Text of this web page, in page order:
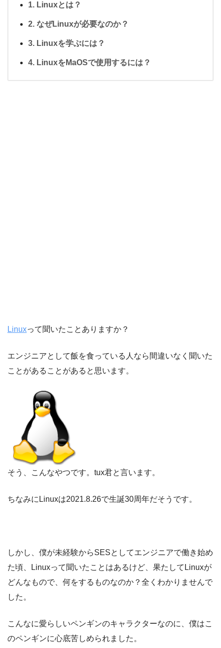
Linuxとは？
なぜLinuxが必要なのか？
Linuxを学ぶには？
LinuxをMaOSで使用するには？
Linuxって聞いたことありますか？
エンジニアとして飯を食っている人なら間違いなく聞いた
ことがあることがあると思います。
そう、こんなやつです。tux君と言います。
ちなみにLinuxは2021.8.26で生誕30周年だそうです。
しかし、僕が未経験からSESとしてエンジニアで働き始め
た頃、Linuxって聞いたことはあるけど、果たしてLinuxが
どんなもので、何をするものなのか？全くわかりませんで
した。
こんなに愛らしいペンギンのキャラクターなのに、僕はこ
のペンギンに心底苦しめられました。